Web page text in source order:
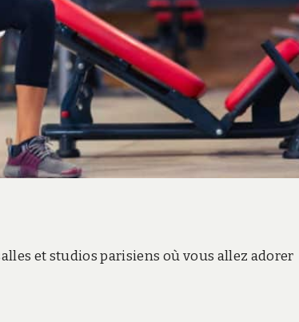
et studios parisiens où vous allez adorer